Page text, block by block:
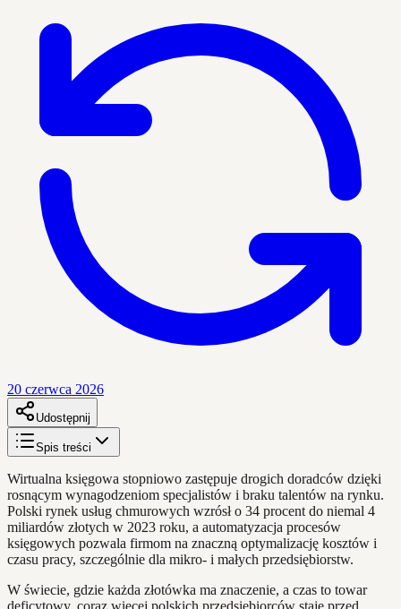
20 czerwca 2026
Udostępnij
Spis treści
Wirtualna księgowa stopniowo zastępuje drogich doradców dzięki
rosnącym wynagodzeniom specjalistów i braku talentów na rynku.
Polski rynek usług chmurowych wzrósł o 34 procent do niemal 4
miliardów złotych w 2023 roku, a automatyzacja procesów
księgowych pozwala firmom na znaczną optymalizację kosztów i
czasu pracy, szczególnie dla mikro- i małych przedsiębiorstw.
W świecie, gdzie każda złotówka ma znaczenie, a czas to towar
deficytowy, coraz więcej polskich przedsiębiorców staje przed